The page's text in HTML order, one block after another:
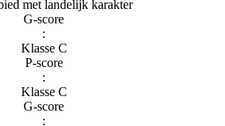
met landelijk karakter
G-score
:
Klasse C
P-score
:
Klasse C
G-score
: